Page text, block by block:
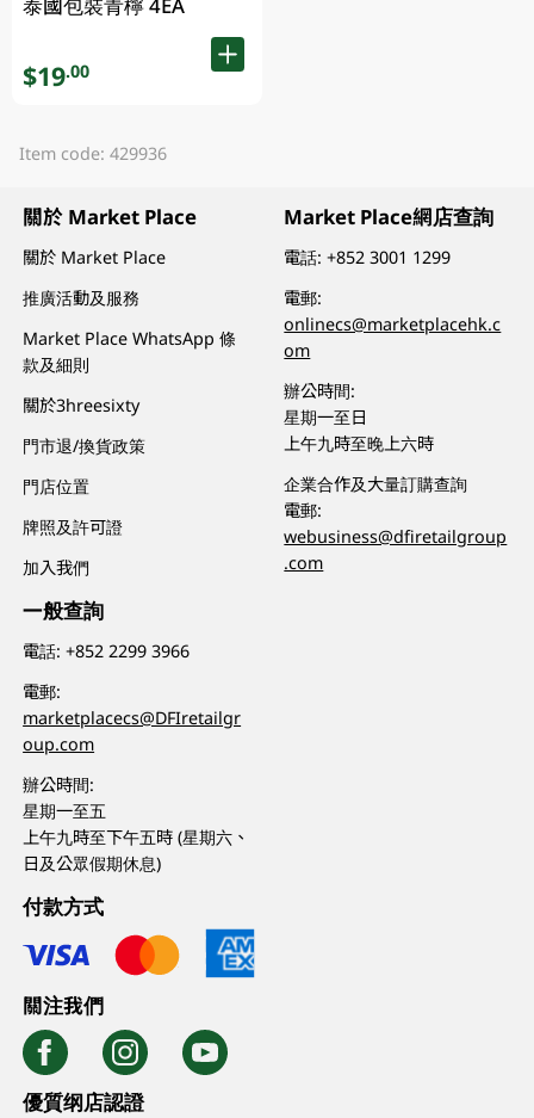
$19.00
Item code: 429936
關於 Market Place
關於 Market Place
推廣活動及服務
Market Place WhatsApp 條
款及細則
關於3hreesixty
門市退/換貨政策
門店位置
牌照及許可證
加入我們
一般查詢
電話:+852 2299 3966
電郵:
marketplacecs@DFIretailgr
oup.com
辦公時間:
星期一至五
上午九時至下午五時 (星期六、
日及公眾假期休息)
Market Place網店查詢
電話:+852 3001 1299
電郵:
onlinecs@marketplacehk.c
om
辦公時間:
星期一至日
上午九時至晚上六時
企業合作及大量訂購查詢
電郵:
webusiness@dfiretailgroup
.com
付款方式
關注我們
優質纲店認證